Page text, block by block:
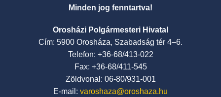
Minden jog fenntartva!
Orosházi Polgármesteri Hivatal
Cím: 5900 Orosháza, Szabadság tér 4–6.
Telefon: +36-68/413-022
Fax: +36-68/411-545
Zöldvonal: 06-80/931-001
E-mail: varoshaza@oroshaza.hu